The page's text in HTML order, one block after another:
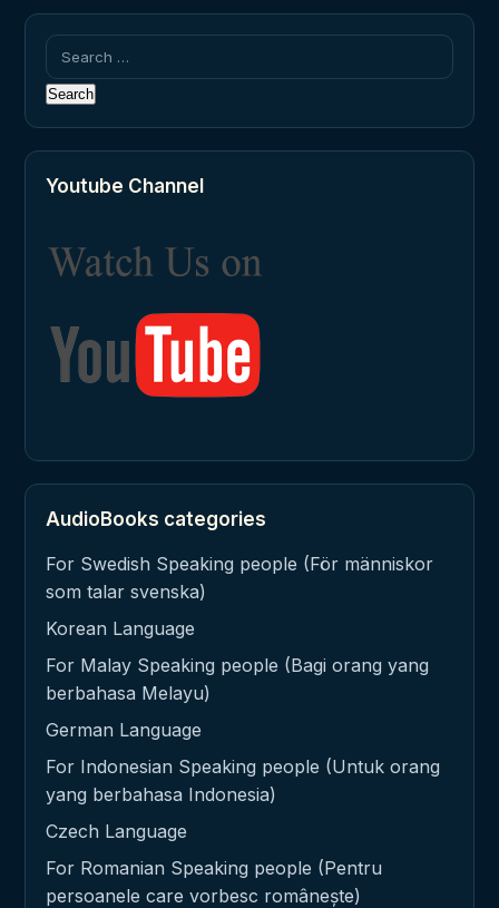
Search
for:
Youtube Channel
AudioBooks categories
For Swedish Speaking people (För människor
som talar svenska)
Korean Language
For Malay Speaking people (Bagi orang yang
berbahasa Melayu)
German Language
For Indonesian Speaking people (Untuk orang
yang berbahasa Indonesia)
Czech Language
For Romanian Speaking people (Pentru
persoanele care vorbesc românește)